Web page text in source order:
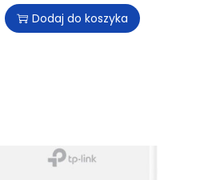
Dodaj do koszyka